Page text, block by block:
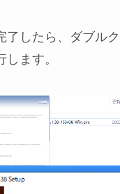
了したら、ダブル
ます。